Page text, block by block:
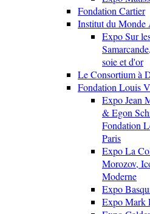
Fondation Cartier
Institut du
Expo Sur
soie et d'or
Le Consortium à
Fondation Louis
Expo Jean
& Egon
Fondation
Paris
Expo La
Morozov,
Moderne
Expo
Expo Mark